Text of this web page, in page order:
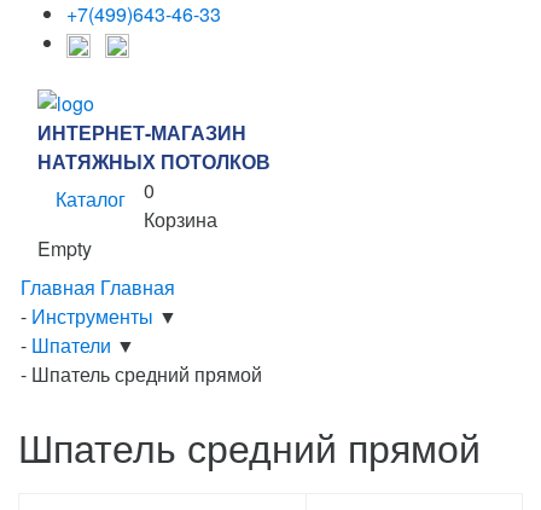
+7(499)643-46-33
ИНТЕРНЕТ-МАГАЗИН
НАТЯЖНЫХ ПОТОЛКОВ
Каталог
0
Корзина
Empty
Главная Главная
- Инструменты ▼
- Шпатели ▼
- Шпатель средний прямой
Шпатель средний прямой